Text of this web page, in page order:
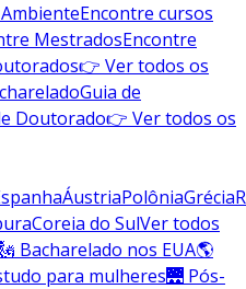
Encontre cursos
MestradosEncontre
👉 Ver todos os
Guia de
Doutorado👉 Ver todos os
ÁustriaPolôniaGrécia
Coreia do SulVer todos
Bacharelado nos EUA🌎
para mulheres🌉 Pós-